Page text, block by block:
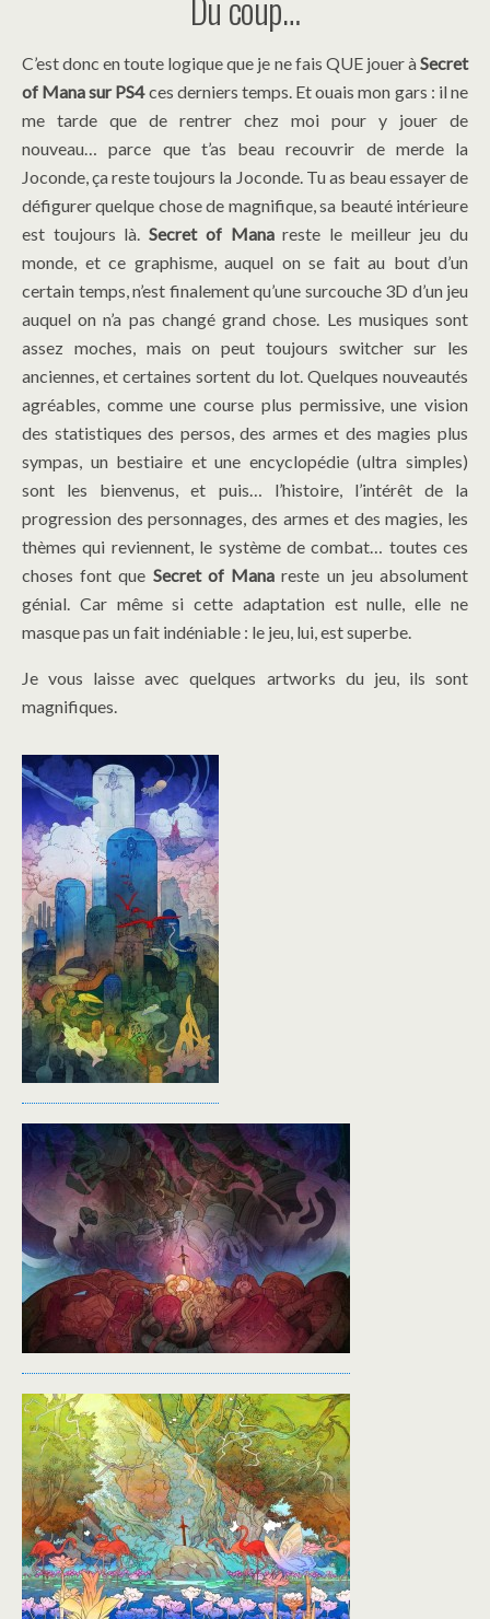
C’est donc en toute logique que je ne fais QUE jouer àSecret
of Mana sur PS4ces derniers temps. Et ouais mon gars : ilne
me tarde que de rentrer chez moi pour y jouer de
nouveau… parce que t’as beau recouvrir de merde la
Joconde, ça reste toujours la Joconde. Tu as beau essayer de
défigurer quelque chose de magnifique, sa beauté intérieure
est toujours là.Secret of Manareste le meilleur jeu du
monde, et ce graphisme, auquel on se fait au bout d’un
certain temps, n’est finalement qu’une surcouche 3D d’un jeu
auquel on n’a pas changé grand chose. Les musiques sont
assez moches, mais on peut toujours switcher sur les
anciennes, et certaines sortent du lot. Quelques nouveautés
agréables, comme une course plus permissive, une vision
des statistiques des persos, des armes et des magies plus
sympas, un bestiaire et une encyclopédie (ultra simples)
sont les bienvenus, et puis… l’histoire, l’intérêt de la
progression des personnages, des armes et des magies, les
thèmes qui reviennent, le système de combat… toutes ces
choses font que Secret of Mana reste un jeu absolument
génial. Car même si cette adaptation est nulle, elle ne
masque pas un fait indéniable : le jeu, lui, est superbe.
Je vous laisse avec quelques artworks du jeu, ils sont
magnifiques.